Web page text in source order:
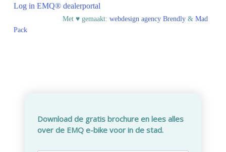
Log in EMQ® dealerportal
Met ♥︎ gemaakt: webdesign agency Brendly & Mad
Pack